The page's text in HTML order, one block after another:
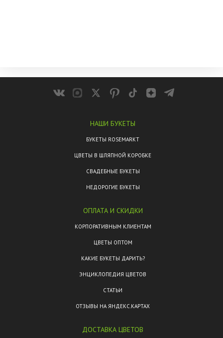
НАШИ БУКЕТЫ
БУКЕТЫ ROSEMARKT
ЦВЕТЫ В ШЛЯПНОЙ КОРОБКЕ
СВАДЕБНЫЕ БУКЕТЫ
НЕДОРОГИЕ БУКЕТЫ
ОПЛАТА И СКИДКИ
КОРПОРАТИВНЫМ КЛИЕНТАМ
ЦВЕТЫ ОПТОМ
КАКИЕ БУКЕТЫ ДАРИТЬ?
ЭНЦИКЛОПЕДИЯ ЦВЕТОВ
СТАТЬИ
ОТЗЫВЫ НА ЯНДЕКС.КАРТАХ
ДОСТАВКА ЦВЕТОВ